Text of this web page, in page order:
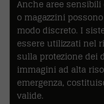
Anche aree
o magazzini
modo discreto. I
essere utilizzati nel
sulla protezione dei
immagini ad alta
emergenza,
valide.